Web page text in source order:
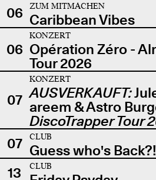
06
ZUM MITMACHEN
Caribbean Vibes
06
KONZERT
Opération Zéro -
Tour 2026
07
KONZERT
AUSVERKAUFT:
areem & Astro
DiscoTrapper Tour
07
CLUB
Guess who's
13
CLUB